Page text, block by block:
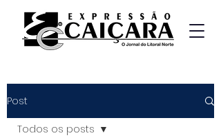
Post
Todos os posts